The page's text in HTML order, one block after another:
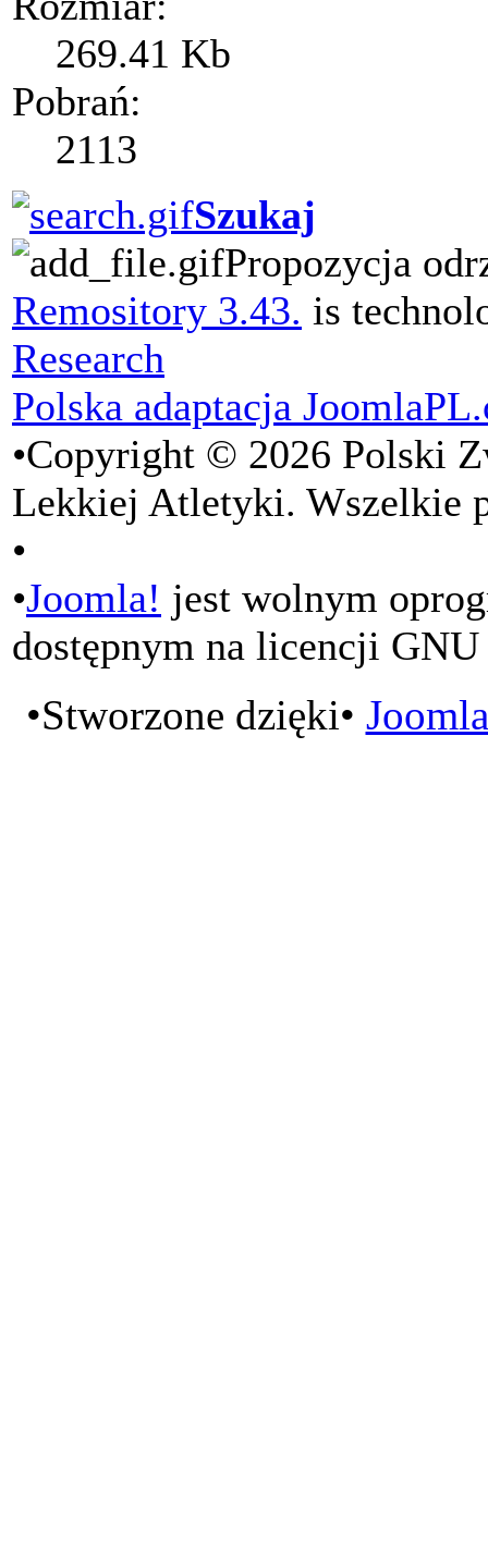
269.41 Kb
Pobrań:
2113
Szukaj
Propozycja
Remository 3.43. is
Research
Polska adaptacja
•Copyright © 2026 Polski
Lekkiej Atletyki. Wszelkie
•
•Joomla! jest wolnym
dostępnym na licencji GNU
•Stworzone dzięki•